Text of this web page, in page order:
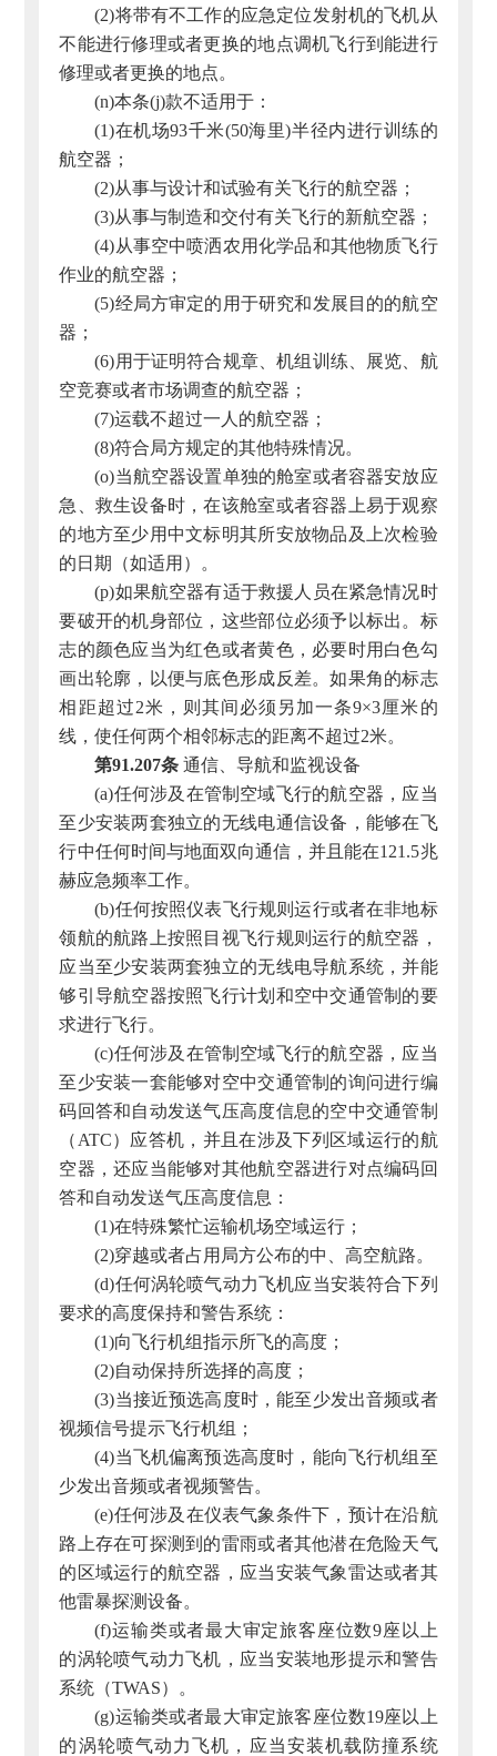
(2)将带有不工作的应急定位发射机的飞机从
不能进行修理或者更换的地点调机飞行到能进行
修理或者更换的地点。
(n)本条(j)款不适用于：
(1)在机场93千米(50海里)半径内进行训练的
航空器；
(2)从事与设计和试验有关飞行的航空器；
(3)从事与制造和交付有关飞行的新航空器；
(4)从事空中喷洒农用化学品和其他物质飞行
作业的航空器；
(5)经局方审定的用于研究和发展目的的航空
器；
(6)用于证明符合规章、机组训练、展览、航
空竞赛或者市场调查的航空器；
(7)运载不超过一人的航空器；
(8)符合局方规定的其他特殊情况。
(o)当航空器设置单独的舱室或者容器安放应
急、救生设备时，在该舱室或者容器上易于观察
的地方至少用中文标明其所安放物品及上次检验
的日期（如适用）。
(p)如果航空器有适于救援人员在紧急情况时
要破开的机身部位，这些部位必须予以标出。标
志的颜色应当为红色或者黄色，必要时用白色勾
画出轮廓，以便与底色形成反差。如果角的标志
相距超过2米，则其间必须另加一条9×3厘米的
线，使任何两个相邻标志的距离不超过2米。
第91.207条 通信、导航和监视设备
(a)任何涉及在管制空域飞行的航空器，应当
至少安装两套独立的无线电通信设备，能够在飞
行中任何时间与地面双向通信，并且能在121.5兆
赫应急频率工作。
(b)任何按照仪表飞行规则运行或者在非地标
领航的航路上按照目视飞行规则运行的航空器，
应当至少安装两套独立的无线电导航系统，并能
够引导航空器按照飞行计划和空中交通管制的要
求进行飞行。
(c)任何涉及在管制空域飞行的航空器，应当
至少安装一套能够对空中交通管制的询问进行编
码回答和自动发送气压高度信息的空中交通管制
（ATC）应答机，并且在涉及下列区域运行的航
空器，还应当能够对其他航空器进行对点编码回
答和自动发送气压高度信息：
(1)在特殊繁忙运输机场空域运行；
(2)穿越或者占用局方公布的中、高空航路。
(d)任何涡轮喷气动力飞机应当安装符合下列
要求的高度保持和警告系统：
(1)向飞行机组指示所飞的高度；
(2)自动保持所选择的高度；
(3)当接近预选高度时，能至少发出音频或者
视频信号提示飞行机组；
(4)当飞机偏离预选高度时，能向飞行机组至
少发出音频或者视频警告。
(e)任何涉及在仪表气象条件下，预计在沿航
路上存在可探测到的雷雨或者其他潜在危险天气
的区域运行的航空器，应当安装气象雷达或者其
他雷暴探测设备。
(f)运输类或者最大审定旅客座位数9座以上
的涡轮喷气动力飞机，应当安装地形提示和警告
系统（TWAS）。
(g)运输类或者最大审定旅客座位数19座以上
的涡轮喷气动力飞机，应当安装机载防撞系统